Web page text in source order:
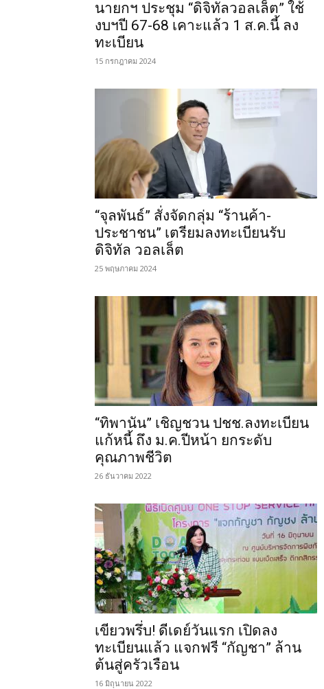
นายกฯ ประชุม “ดิจิทัลวอลเล็ต” ใช้
งบฯปี 67-68 เคาะแล้ว 1 ส.ค.นี้ ลง
ทะเบียน
15 กรกฎาคม 2024
“จุลพันธ์” สั่งจัดกลุ่ม “ร้านค้า-
ประชาชน” เตรียมลงทะเบียนรับ
ดิจิทัล วอลเล็ต
25 พฤษภาคม 2024
“ทิพานัน” เชิญชวน ปชช.ลงทะเบียน
แก้หนี้ ถึง ม.ค.ปีหน้า ยกระดับ
คุณภาพชีวิต
26 ธันวาคม 2022
เขียวพรึ่บ! ดีเดย์วันแรก เปิดลง
ทะเบียนแล้ว แจกฟรี “กัญชา” ล้าน
ต้นสู่ครัวเรือน
16 มิถุนายน 2022